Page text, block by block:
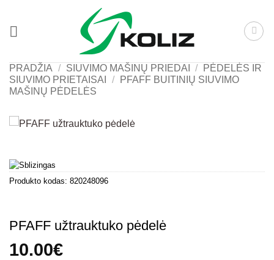
content
PRADŽIA / SIUVIMO MAŠINŲ PRIEDAI /
PĖDELĖS IR
SIUVIMO PRIETAISAI
/
PFAFF BUITINIŲ SIUVIMO
MAŠINŲ PĖDELĖS
Produkto kodas: 820248096
PFAFF užtrauktuko pėdelė
10.00€